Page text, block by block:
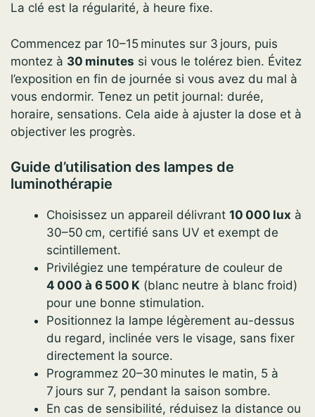
La clé est la régularité, à heure fixe.
Commencez par 10–15 minutes sur 3 jours, puis
montez à 30 minutes si vous le tolérez bien. Évitez
l’exposition en fin de journée si vous avez du mal à
vous endormir. Tenez un petit journal: durée,
horaire, sensations. Cela aide à ajuster la dose et à
objectiver les progrès.
Guide d’utilisation des lampes de
luminothérapie
Choisissez un appareil délivrant 10 000 lux à
30–50 cm, certifié sans UV et exempt de
scintillement.
Privilégiez une température de couleur de
4 000 à 6 500 K (blanc neutre à blanc froid)
pour une bonne stimulation.
Positionnez la lampe légèrement au-dessus
du regard, inclinée vers le visage, sans fixer
directement la source.
Programmez 20–30 minutes le matin, 5 à
7 jours sur 7, pendant la saison sombre.
En cas de sensibilité, réduisez la distance ou